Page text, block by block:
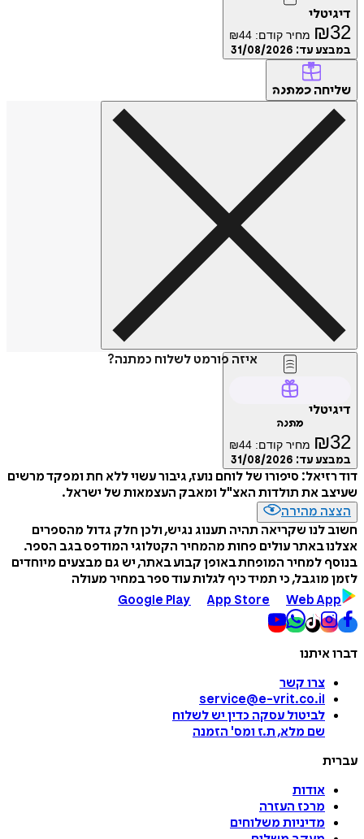
דיגיטלי
₪32 מחיר קודם: ₪44
במבצע עד: 31/08/2026
שליחה כמתנה
איזה פורמט לשלוח כמתנה?
דיגיטלי
מתנה
₪32 מחיר קודם: ₪44
במבצע עד: 31/08/2026
דוד רזיאל: סיפורו של לוחם נועז, גיבור עשוי ללא חת ומפקד מרשים
שעיצב את תולדות האצ"ל ומאבק העצמאות של ישראל.
הצצה מהירה
חשוב לנו שקריאה תהיה תענוג נגיש, ולכן חלק גדול מהספרים
אצלנו באתר עולים פחות מהמחיר הקטלוגי המודפס בגב הספר.
בנוסף למחיר המופחת באופן קבוע באתר, יש גם מבצעים מיוחדים
לזמן מוגבל, כי תמיד כיף לגלות עוד ספר במחיר מעולה
Google Play
App Store Web App
דברו איתנו
צרו קשר
service@e-vrit.co.il
לביטול עסקה כדין יש לשלוח
שם מלא, ת.ז ומס' הזמנה
עברית
אודות
מרכז העזרה
מדיניות משלוחים